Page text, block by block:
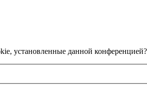
установленные данной конференцией?